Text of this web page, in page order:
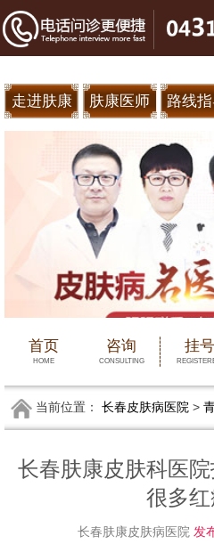
走进肤康 肤康医师 路线
首页
HOME
咨询
CONSULTING
挂号
当前位置： 长春皮肤病医院>
长春肤康皮肤科医
很多
长春肤康皮肤病医院 发